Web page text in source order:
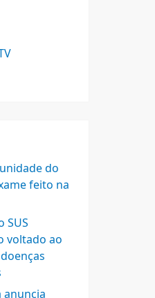
do
feito na
SUS
voltado ao
anuncia